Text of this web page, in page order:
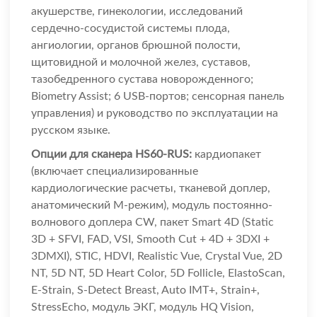
акушерстве, гинекологии, исследований
сердечно-сосудистой системы плода,
ангиологии, органов брюшной полости,
щитовидной и молочной желез, суставов,
тазобедренного сустава новорожденного;
Biometry Assist; 6 USB-портов; сенсорная панель
управления) и руководство по эксплуатации на
русском языке.
Опции для сканера HS60-RUS: кардиопакет
(включает специализированные
кардиологические расчеты, тканевой доплер,
анатомический М-режим), модуль постоянно-
волнового доплера CW, пакет Smart 4D (Static
3D + SFVI, FAD, VSI, Smooth Cut + 4D + 3DXI +
3DMXI), STIC, HDVI, Realistic Vue, Crystal Vue, 2D
NT, 5D NT, 5D Heart Color, 5D Follicle, ElastoScan,
E-Strain, S-Detect Breast, Auto IMT+, Strain+,
StressEcho, модуль ЭКГ, модуль HQ Vision,